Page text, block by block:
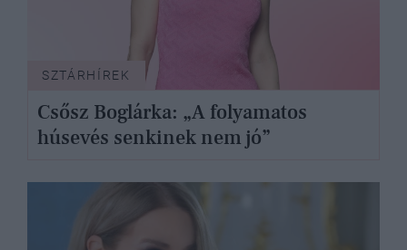
SZTÁRHÍREK
Csősz Boglárka: „A folyamatos
húsevés senkinek nem jó”